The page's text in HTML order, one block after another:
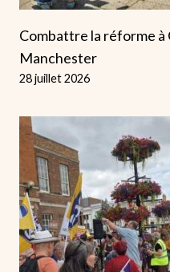
Combattre la réforme à
Manchester
28 juillet 2026